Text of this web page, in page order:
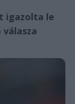
igazolta le